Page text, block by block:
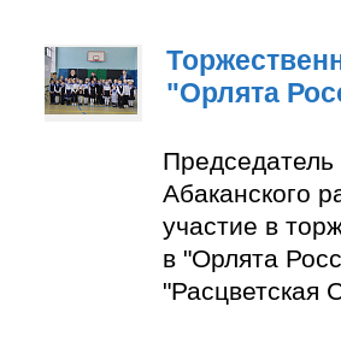
"Орлята
Абаканского
участие в
в "Орлята
"Расцветская